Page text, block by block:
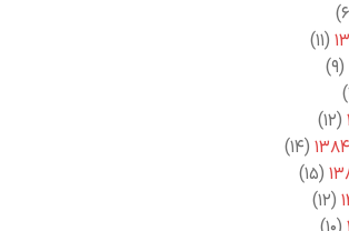
(۱۱)
(۹)
(۱۲)
(۱۴)
(۱۵)
(۱۲)